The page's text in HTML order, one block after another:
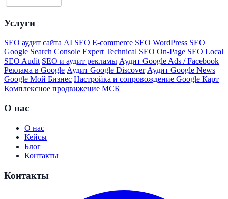
Услуги
SEO аудит сайта AI SEO E-commerce SEO WordPress SEO
Google Search Console Expert Technical SEO On-Page SEO Local
SEO Audit SEO и аудит рекламы Аудит Google Ads / Facebook
Реклама в Google Аудит Google Discover Аудит Google News
Google Мой Бизнес Настройка и сопровождение Google Карт
Комплексное продвижение МСБ
О нас
О нас
Кейсы
Блог
Контакты
Контакты